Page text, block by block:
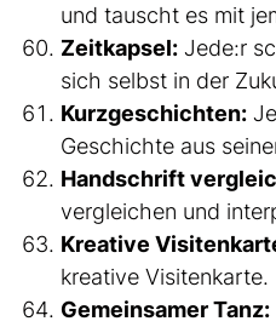
und tauscht es mit
Zeitkapsel: Jede:r
sich selbst in der
Kurzgeschichten:
Geschichte aus
Handschrift
vergleichen und
Kreative
kreative Visitenkarte.
Gemeinsamer Tanz: